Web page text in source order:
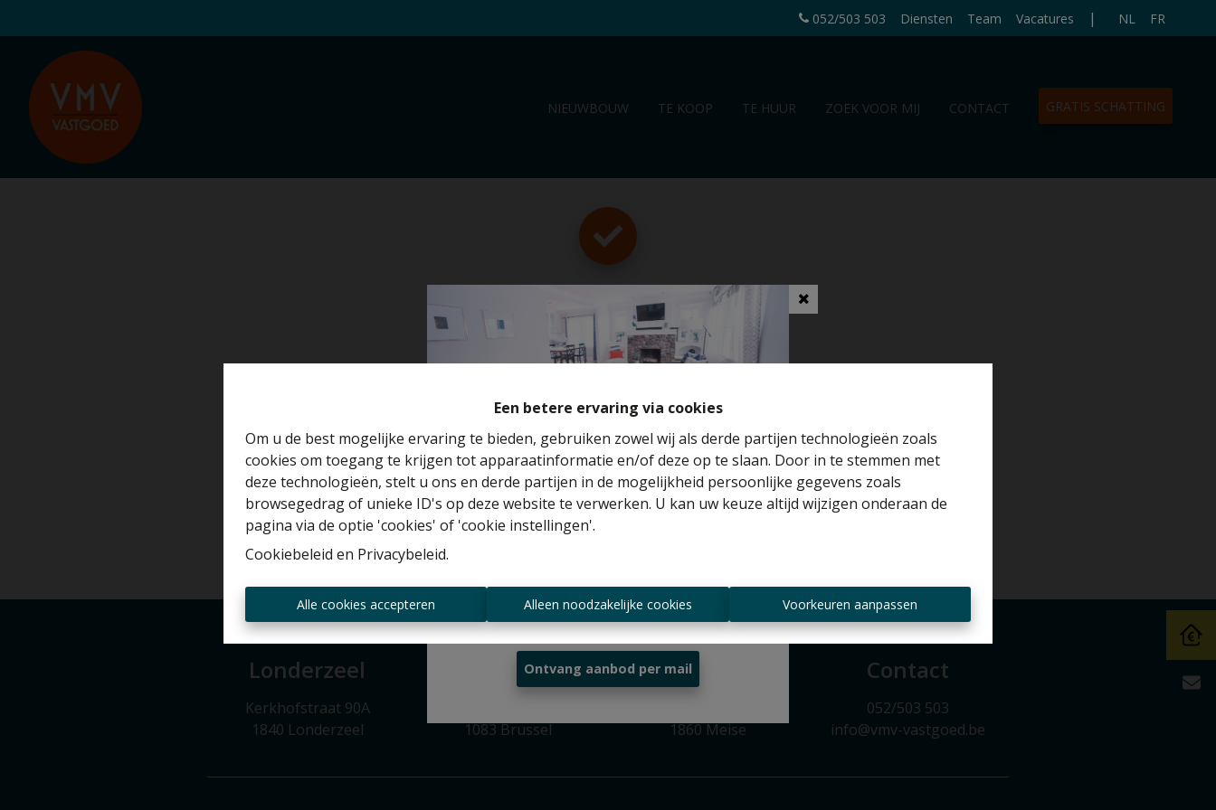
Een betere ervaring via cookies
Om u de best mogelijke ervaring te bieden, gebruiken zowel wij als derde partijen technologieën zoals
cookies om toegang te krijgen tot apparaatinformatie en/of deze op te slaan. Door in te stemmen met
deze technologieën, stelt u ons en derde partijen in de mogelijkheid persoonlijke gegevens zoals
browsegedrag of unieke ID's op deze website te verwerken. U kan uw keuze altijd wijzigen onderaan de
pagina via de optie 'cookies' of 'cookie instellingen'.
Cookiebeleid en Privacybeleid.
Alle cookies accepteren Alleen noodzakelijke cookies Voorkeuren aanpassen
052/503 503 Diensten Team Vacatures | NL FR
NIEUWBOUW TE KOOP TE HUUR ZOEK VOOR MIJ CONTACT GRATIS SCHATTING
Bedankt!
Terug naar de vorige pagina Terug naar de homepagina
Londerzeel
Kerkhofstraat 90A
1840 Londerzeel
Brussel
1083 Brussel
Meise
1860 Meise
Contact
052/503 503
info@vmv-vastgoed.be
Benieuwd naar de waarde van je huis?
Altijd als eerste op de hoogte zijn van
nieuwe aanbiedingen?
Ontvang aanbod per mail